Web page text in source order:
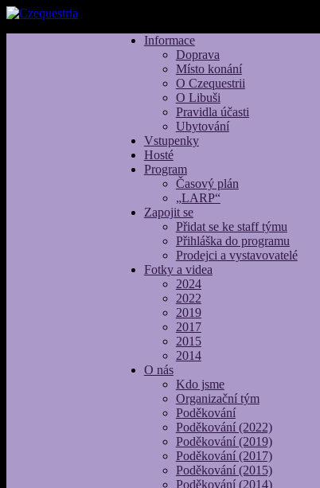
Informace
Doprava
Místo konání
O Czequestrii
O Libuši
Pravidla účasti
Ubytování
Vstupenky
Hosté
Program
Časový plán
„LARP“
Zapojit se
Přidat se ke staff týmu
Přihláška do programu
Prodejci a vystavovatelé
Fotky a videa
2024
2022
2019
2017
2015
2014
O nás
Kdo jsme
Organizační tým
Poděkování
Poděkování (2022)
Poděkování (2019)
Poděkování (2017)
Poděkování (2015)
Poděkování (2014)